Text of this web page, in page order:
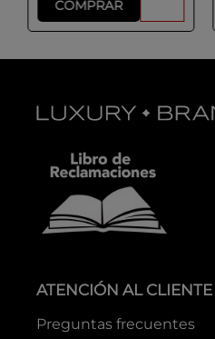
COMPRAR
ATENCIÓN AL CLIENTE
Preguntas frecuentes